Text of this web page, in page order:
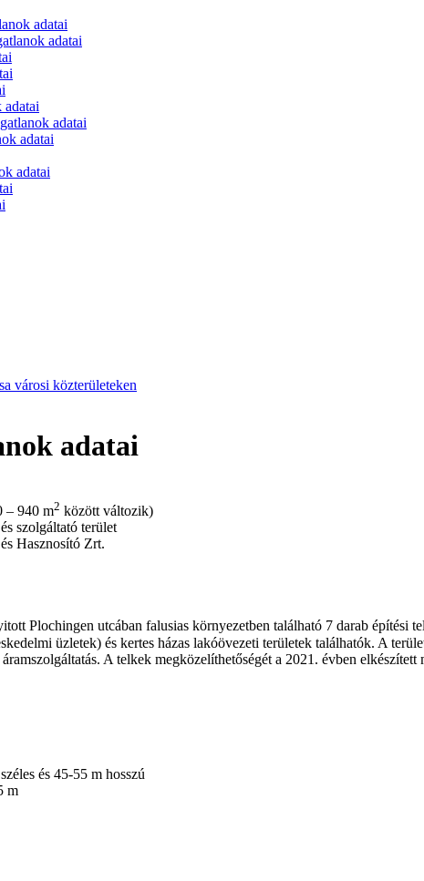
adatai
adatai
adatai
adatai
adatai
adatai
városi közterületeken
adatai
– 940 m2 között változik)
szolgáltató terület
Hasznosító Zrt.
Plochingen utcában falusias környezetben található 7 darab építési
üzletek) és kertes házas lakóövezeti területek találhatók. A
A telkek megközelíthetőségét a 2021. évben
és 45-55 m hosszú
m